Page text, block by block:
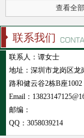
查看全
联系我们
联系人：谭女士
地址：深圳市龙岗区龙
路和健云谷2栋B座1002
Email：
邮编：
QQ： 3058039214